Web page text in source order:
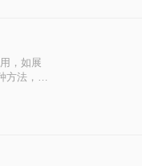
，如展
方法，帮